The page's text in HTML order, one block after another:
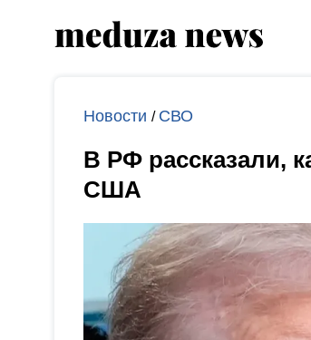
Новости / СВО
В РФ рассказали,
США